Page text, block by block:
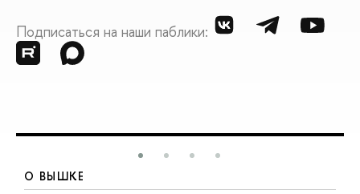
Подписаться на наши паблики:
О ВЫШКЕ